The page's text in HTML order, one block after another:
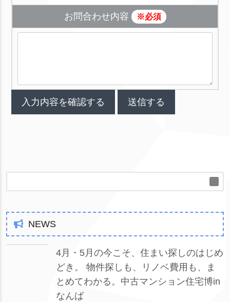
お問合わせ内容 ※必須
NEWS
4月・5月の今こそ、住まい探しのはじめ
どき。 物件探しも、リノベ費用も、ま
とめてわかる。中古マンション住宅博in
なんば